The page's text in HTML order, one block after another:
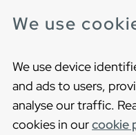
We use
We use device
and ads to users,
analyse our traffic.
cookies in ourcookie